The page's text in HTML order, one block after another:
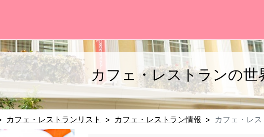
カフェ・レストランの世
カフェ・レストランリスト カフェ・レストラン情報 カフェ・レ